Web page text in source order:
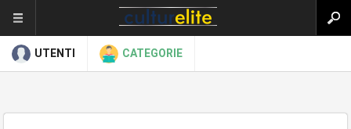
UTENTI CATEGORIE